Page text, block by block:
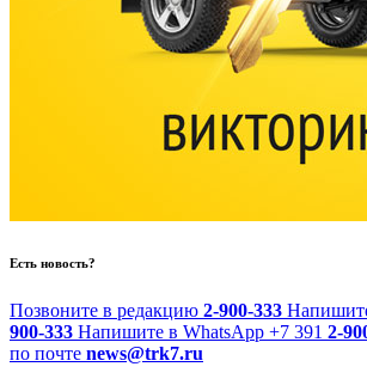
Есть новость?
Позвоните в редакцию 2-900-333
900-333 Напишите в WhatsApp +7 391 2-
по почте news@trk7.ru